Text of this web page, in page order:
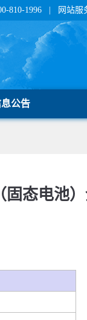
810-1996 | 网站服
公告
固态电池